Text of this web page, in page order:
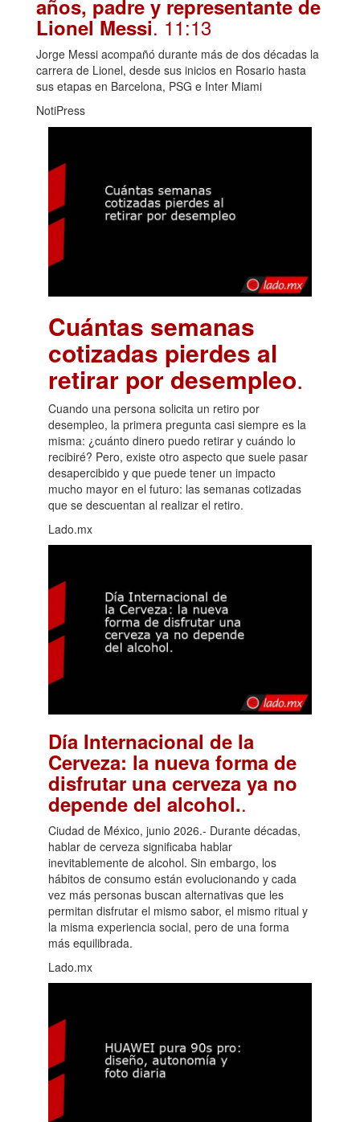
años, padre y representante de
Lionel Messi. 11:13
Jorge Messi acompañó durante más de dos décadas la
carrera de Lionel, desde sus inicios en Rosario hasta
sus etapas en Barcelona, PSG e Inter Miami
NotiPress
Cuántas semanas
cotizadas pierdes al
retirar por desempleo.
Cuando una persona solicita un retiro por
desempleo, la primera pregunta casi siempre es la
misma: ¿cuánto dinero puedo retirar y cuándo lo
recibiré? Pero, existe otro aspecto que suele pasar
desapercibido y que puede tener un impacto
mucho mayor en el futuro: las semanas cotizadas
que se descuentan al realizar el retiro.
Lado.mx
Día Internacional de la
Cerveza: la nueva forma de
disfrutar una cerveza ya no
depende del alcohol..
Ciudad de México, junio 2026.- Durante décadas,
hablar de cerveza significaba hablar
inevitablemente de alcohol. Sin embargo, los
hábitos de consumo están evolucionando y cada
vez más personas buscan alternativas que les
permitan disfrutar el mismo sabor, el mismo ritual y
la misma experiencia social, pero de una forma
más equilibrada.
Lado.mx